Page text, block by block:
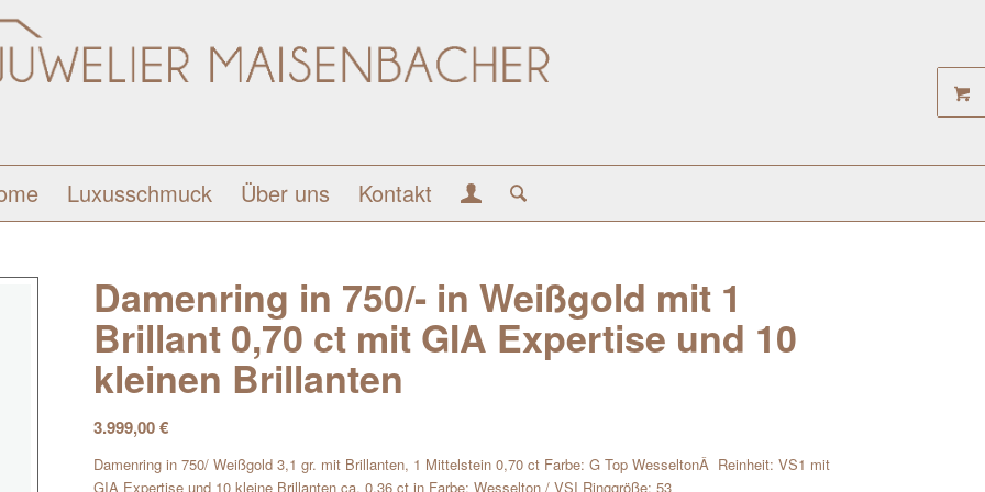
Luxusschmuck Über uns Kontakt
Damenring in 750/- in Weißgold mit 1
Brillant 0,70 ct mit GIA Expertise und 10
kleinen Brillanten
3.999,00€
Damenring in 750/ Weißgold 3,1 gr. mit Brillanten, 1 Mittelstein 0,70 ct Farbe: G Top WesseltonÂ Reinheit: VS1 mit
GIA Expertise und 10 kleine Brillanten ca. 0,36 ct in Farbe: Wesselton / VSI Ringgröße: 53